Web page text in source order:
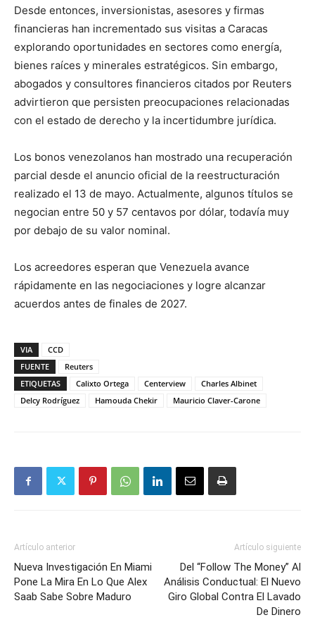
Desde entonces, inversionistas, asesores y firmas
financieras han incrementado sus visitas a Caracas
explorando oportunidades en sectores como energía,
bienes raíces y minerales estratégicos. Sin embargo,
abogados y consultores financieros citados por Reuters
advirtieron que persisten preocupaciones relacionadas
con el estado de derecho y la incertidumbre jurídica.
Los bonos venezolanos han mostrado una recuperación
parcial desde el anuncio oficial de la reestructuración
realizado el 13 de mayo. Actualmente, algunos títulos se
negocian entre 50 y 57 centavos por dólar, todavía muy
por debajo de su valor nominal.
Los acreedores esperan que Venezuela avance
rápidamente en las negociaciones y logre alcanzar
acuerdos antes de finales de 2027.
VIA
CCD
FUENTE
Reuters
ETIQUETAS
Calixto Ortega Centerview
Charles Albinet
Delcy Rodríguez
Hamouda Chekir Mauricio Claver-Carone
Artículo anterior
Nueva Investigación En Miami
Pone La Mira En Lo Que Alex
Saab Sabe Sobre Maduro
Artículo siguiente
Del “Follow The Money” Al
Análisis Conductual: El Nuevo
Giro Global Contra El Lavado
De Dinero